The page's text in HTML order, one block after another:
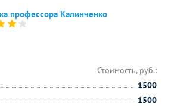
профессора Калинченко
Стоимость, руб.:
1500
1500